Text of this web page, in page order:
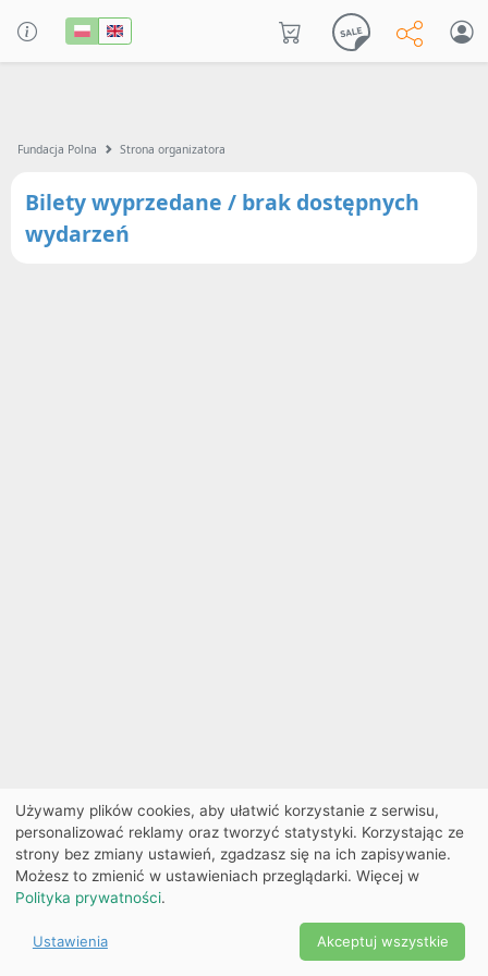
Fundacja Polna Strona organizatora
Bilety wyprzedane / brak dostępnych
wydarzeń
Ekobilet2026 |
Ustawienia
cookies
2026
Używamy plików cookies, aby ułatwić korzystanie z serwisu,
personalizować reklamy oraz tworzyć statystyki. Korzystając ze
strony bez zmiany ustawień, zgadzasz się na ich zapisywanie.
Możesz to zmienić w ustawieniach przeglądarki. Więcej w
Polityka prywatności.
Ustawienia Akceptuj wszystkie